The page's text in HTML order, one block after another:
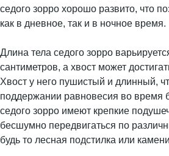
седого зорро хорошо развито, что
как в дневное, так и в ночное время.
Длина тела седого зорро
сантиметров, а хвост может
Хвост у него пушистый и длинный,
поддержании равновесия во время
седого зорро имеют крепкие
бесшумно передвигаться по
будь то лесная подстилка или